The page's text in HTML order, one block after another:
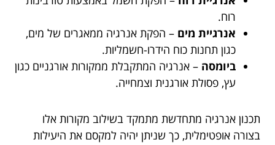
רוח.
אנרגיית מים – הפקת אנרגיה ממאגרים של מים,
כגון תחנות כוח הידרו-חשמליות.
ביומסה – אנרגיה המתקבלת ממקורות אורגניים כגון
עץ, פסולת אורגנית וצמחייה.
תכנון אנרגיה מתחדשת מתמקד בשילוב מקורות אלו
בצורה אופטימלית, כך שניתן יהיה למקסם את היעילות